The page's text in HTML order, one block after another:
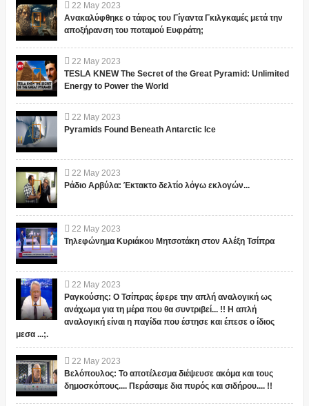
22 May 2023
Ανακαλύφθηκε ο τάφος του Γίγαντα Γκιλγκαμές μετά την
αποξήρανση του ποταμού Ευφράτη;
22 May 2023
TESLA KNEW The Secret of the Great Pyramid: Unlimited
Energy to Power the World
22 May 2023
Pyramids Found Beneath Antarctic Ice
22 May 2023
Ράδιο Αρβύλα: Έκτακτο δελτίο λόγω εκλογών...
22 May 2023
Τηλεφώνημα Κυριάκου Μητσοτάκη στον Αλέξη Τσίπρα
22 May 2023
Ραγκούσης: Ο Τσίπρας έφερε την απλή αναλογική ως
ανάχωμα για τη μέρα που θα συντριβεί... !! Η απλή
αναλογική είναι η παγίδα που έστησε και έπεσε ο ίδιος
μεσα ...;.
22 May 2023
Βελόπουλος: Το αποτέλεσμα διέψευσε ακόμα και τους
δημοσκόπους.... Περάσαμε δια πυρός και σιδήρου.... !!